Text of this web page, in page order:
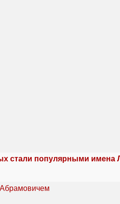
стали популярными имена